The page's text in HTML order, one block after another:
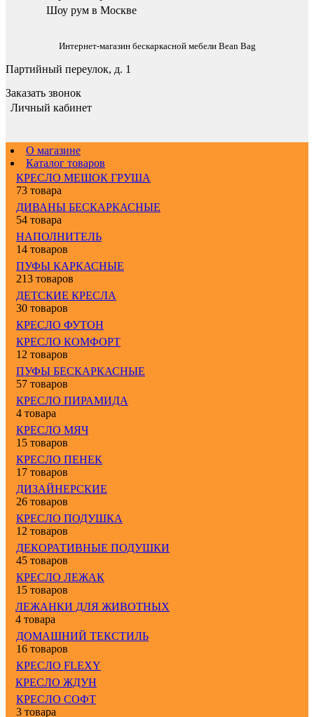
Шоу рум в Москве
Интернет-магазин бескаркасной мебели Bean Bag
Партийный переулок, д. 1
Заказать звонок
Личный кабинет
О магазине
Каталог товаров
КРЕСЛО МЕШОК ГРУША
73 товара
ДИВАНЫ БЕСКАРКАСНЫЕ
54 товара
НАПОЛНИТЕЛЬ
14 товаров
ПУФЫ КАРКАСНЫЕ
213 товаров
ДЕТСКИЕ КРЕСЛА
30 товаров
КРЕСЛО ФУТОН
КРЕСЛО КОМФОРТ
12 товаров
ПУФЫ БЕСКАРКАСНЫЕ
57 товаров
КРЕСЛО ПИРАМИДА
4 товара
КРЕСЛО МЯЧ
15 товаров
КРЕСЛО ПЕНЕК
17 товаров
ДИЗАЙНЕРСКИЕ
26 товаров
КРЕСЛО ПОДУШКА
12 товаров
ДЕКОРАТИВНЫЕ ПОДУШКИ
45 товаров
КРЕСЛО ЛЕЖАК
15 товаров
ЛЕЖАНКИ ДЛЯ ЖИВОТНЫХ
4 товара
ДОМАШНИЙ ТЕКСТИЛЬ
16 товаров
КРЕСЛО FLEXY
КРЕСЛО ЖДУН
КРЕСЛО СОФТ
3 товара